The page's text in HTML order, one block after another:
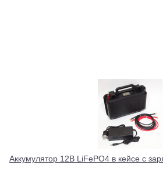
Аккумулятор 12В LiFePO4 в кейсе с